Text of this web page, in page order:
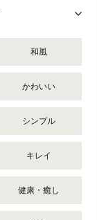
和風
かわいい
シンプル
キレイ
健康・癒し